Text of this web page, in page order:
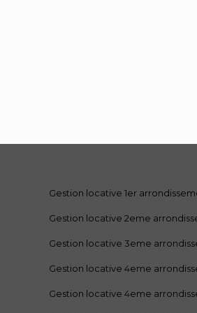
Gestion locative 1er
Gestion locative 2eme
Gestion locative 3eme
Gestion locative 4eme
Gestion locative 4eme